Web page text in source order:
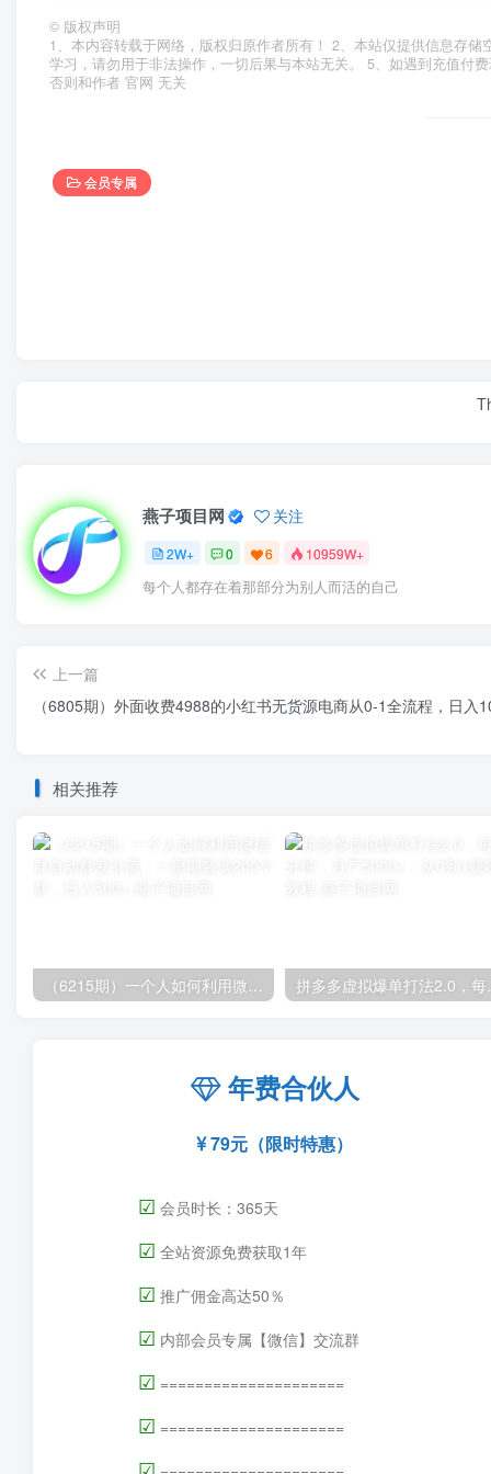
© 版权声明
1、本内容转载于网络，版权归原作者所有！ 2、本站仅提供信息存
学习，请勿用于非法操作，一切后果与本站无关。 5、如遇到充值付
否则和作者 官网 无关
会员专属
燕子项目网 关注
2W+ 0 6 10959W+
每个人都存在着那部分为别人而活的自己
上一篇
（6805期）外面收费4988的小红书无货源电商从0-1全流程，日入
相关推荐
（6215期）一个人如何利用微信群自动群发引流，一星期装满200个群，日入500+ 拼多多
年费合伙人
79元（限时特惠）
☑ 会员时长：365天
☑ 全站资源免费获取1年
☑ 推广佣金高达50％
☑ 内部会员专属【微信】交流群
☑ =====================
☑ =====================